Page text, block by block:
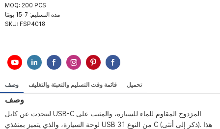
MOQ: 200 PCS
مدة التسليم: 7-15 يومًا
SKU: FSP4018
وصف قائمة وقت التسليم والتعبئة والتغليف تحميل
وصف
لنتحدث عن كابل USB-C المزدوج المقاوم للماء للسيارة، والمثبت على
لوحة السيارة، والذي يتميز بمنفذي USB 3.1 من النوع C (ذكر إلى أنثى). هذا